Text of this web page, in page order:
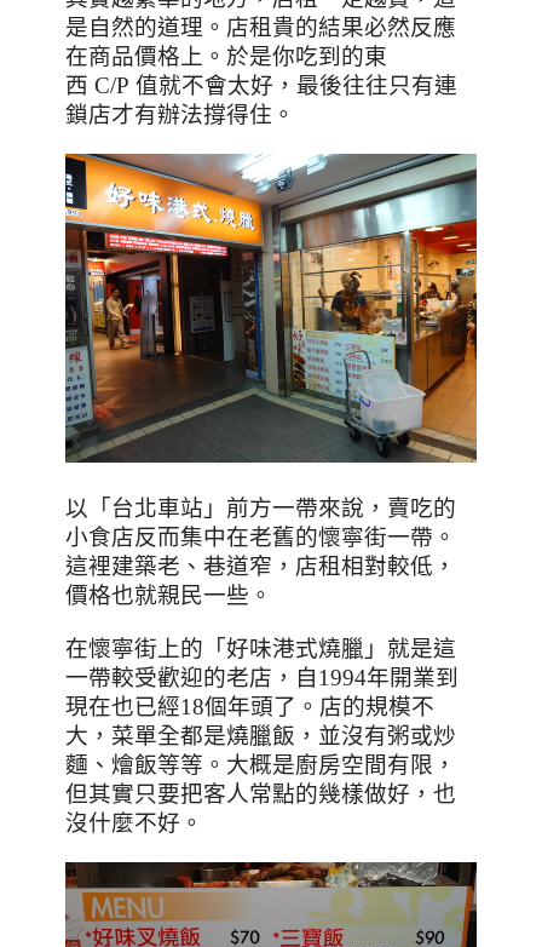
是自然的道理。店租貴的結果必然反應
在商品價格上。於是你吃到的東
西 C/P 值就不會太好，最後往往只有連
鎖店才有辦法撐得住。
以「台北車站」前方一帶來說，賣吃的
小食店反而集中在老舊的懷寧街一帶。
這裡建築老、巷道窄，店租相對較低，
價格也就親民一些。
在懷寧街上的「好味港式燒臘」就是這
一帶較受歡迎的老店，自1994年開業到
現在也已經18個年頭了。店的規模不
大，菜單全都是燒臘飯，並沒有粥或炒
麵、燴飯等等。大概是廚房空間有限，
但其實只要把客人常點的幾樣做好，也
沒什麼不好。